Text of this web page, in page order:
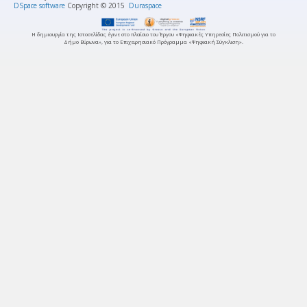
DSpace software Copyright © 2015 Duraspace
Η δημιουργία της Ιστοσελίδας έγινε στο πλαίσιο του Έργου «Ψηφιακές Υπηρεσίες Πολιτισμού για το
Δήμο Βύρωνα», για το Επιχειρησιακό Πρόγραμμα «Ψηφιακή Σύγκλιση».